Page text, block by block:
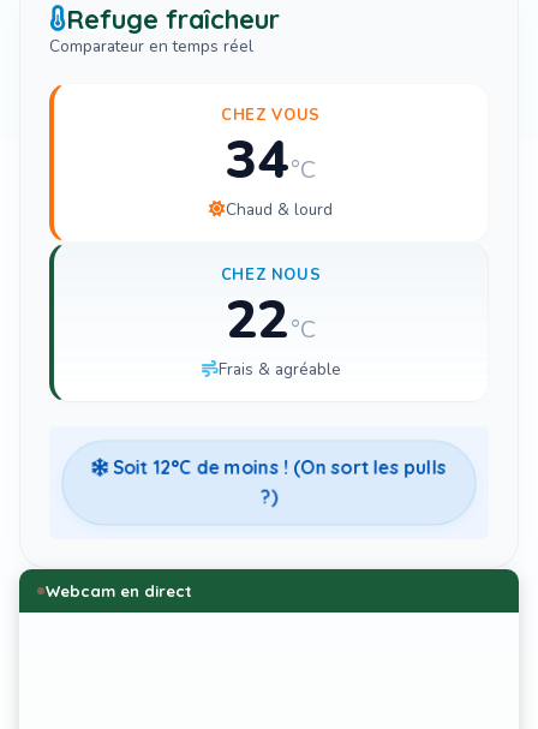
Refuge fraîcheur
Comparateur en temps réel
CHEZ VOUS
34°C
Chaud & lourd
CHEZ NOUS
22°C
Frais & agréable
Soit 12°C de moins ! (On sort les pulls
?)
Webcam en direct